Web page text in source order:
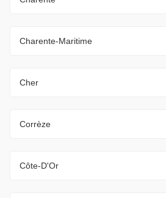
Charente-Maritime
Cher
Corrèze
Côte-D'Or